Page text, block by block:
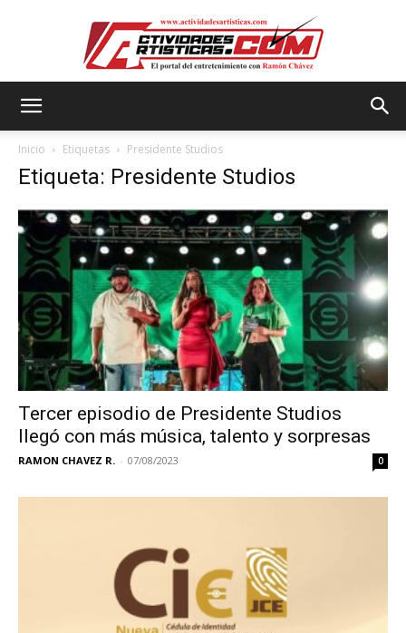
Inicio Etiquetas Presidente Studios
Etiqueta: Presidente Studios
Tercer episodio de Presidente Studios
llegó con más música, talento y sorpresas
RAMON CHAVEZ R. - 07/08/2023 0